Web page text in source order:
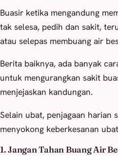
Buasir ketika mengandung
tak selesa, pedih dan sakit,
atau selepas membuang air
Berita baiknya, ada banyak
untuk mengurangkan sakit
menjejaskan kandungan.
Selain ubat, penjagaan harian
menyokong keberkesanan
1. Jangan Tahan Buang Air